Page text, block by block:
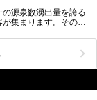
ョンにも温泉を引い
ばと思います。
源泉数湧出量を誇る
集まります。その別
ベントで、施設を回
の認定を目指すと
る地元に根付いた銭
な形態の温泉があり